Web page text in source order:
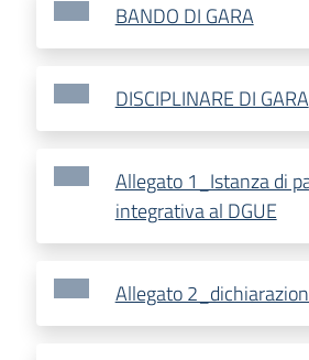
BANDO DI GARA
DISCIPLINARE DI GARA
Allegato 1_Istanza di
integrativa al DGUE
Allegato